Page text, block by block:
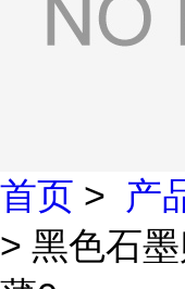
首页 > 产
> 黑色石